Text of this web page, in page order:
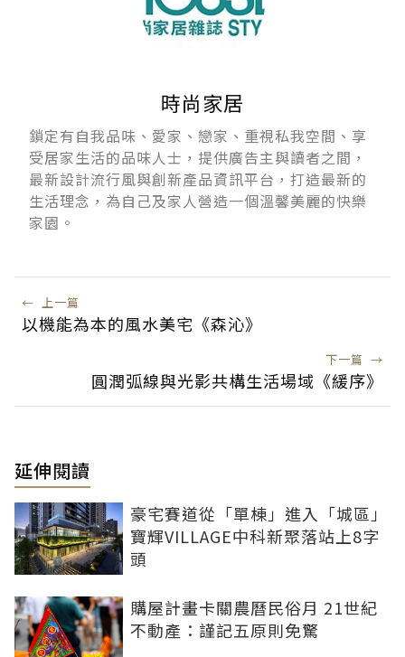
時尚家居
鎖定有自我品味、愛家、戀家、重視私我空間、享
受居家生活的品味人士，提供廣告主與讀者之間，
最新設計流行風與創新產品資訊平台，打造最新的
生活理念，為自己及家人營造一個溫馨美麗的快樂
家園。
← 上一篇
以機能為本的風水美宅《森沁》
下一篇 →
圓潤弧線與光影共構生活場域《緩序》
延伸閱讀
豪宅賽道從「單棟」進入「城區」
寶輝VILLAGE中科新聚落站上8字
頭
購屋計畫卡關農曆民俗月 21世紀
不動產：謹記五原則免驚